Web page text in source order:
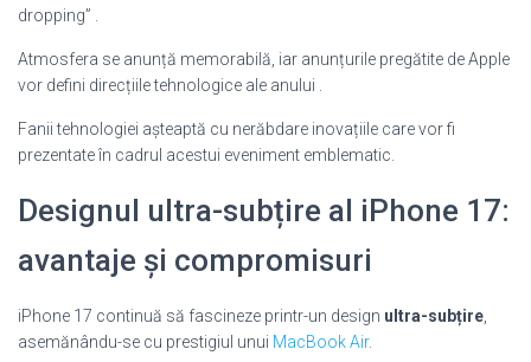
dropping” .
Atmosfera se anunță memorabilă, iar anunțurile pregătite de Apple
vor defini direcțiile tehnologice ale anului .
Fanii tehnologiei așteaptă cu nerăbdare inovațiile care vor fi
prezentate în cadrul acestui eveniment emblematic.
Designul ultra-subțire al iPhone 17:
avantaje și compromisuri
iPhone 17 continuă să fascineze printr-un design ultra-subțire
asemănându-se cu prestigiul unui MacBook Air.